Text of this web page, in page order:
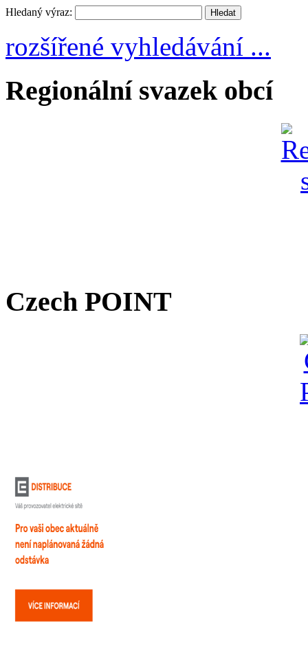
Hledaný výraz:
rozšířené vyhledávání ...
Regionální svazek obcí
Czech POINT